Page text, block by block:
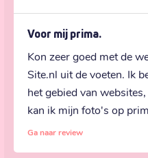
Voor mij prima.
Kon zeer goed met de
Site.nl uit de voeten. Ik
het gebied van
kan ik mijn foto's op
Ga naar review